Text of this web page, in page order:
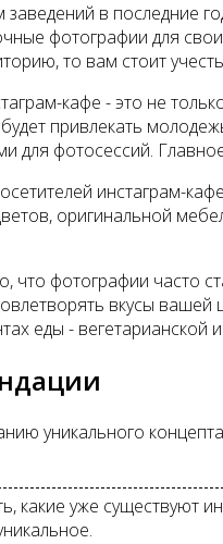
в последние
фотографии для
то вам стоит
кафе - это не
привлекать
для фотосессий.
инстаграм-
оригинальной
что фотографии часто
вкусы
еды - вегетарианской
уникального
какие уже существуют